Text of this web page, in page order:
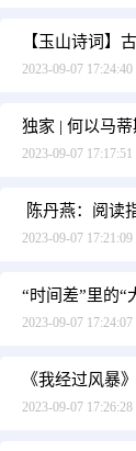
【玉山诗词】
2023-09-07 17:24:40
独家 | 何以马蒂
2023-09-07 17:17:51
陈丹燕：阅读
2023-09-07 17:21:09
“时间差”里的“
2023-09-07 17:24:07
《我经过风暴
2023-09-07 17:26:28